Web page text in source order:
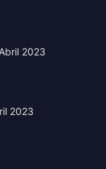
2023
2023